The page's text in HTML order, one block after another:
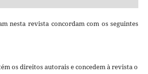
nesta revista concordam com os seguintes
os direitos autorais e concedem à revista o